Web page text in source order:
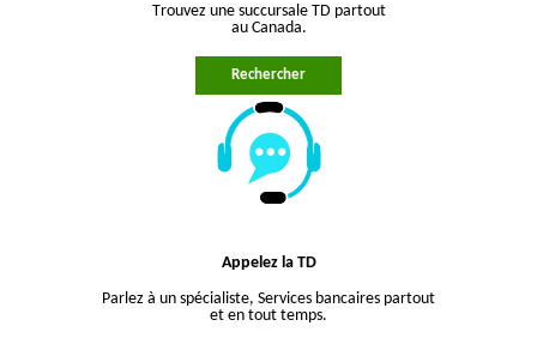
Trouvez une succursale TD partout
au Canada.
Rechercher
Appelez la TD
Parlez à un spécialiste, Services bancaires partout
et en tout temps.